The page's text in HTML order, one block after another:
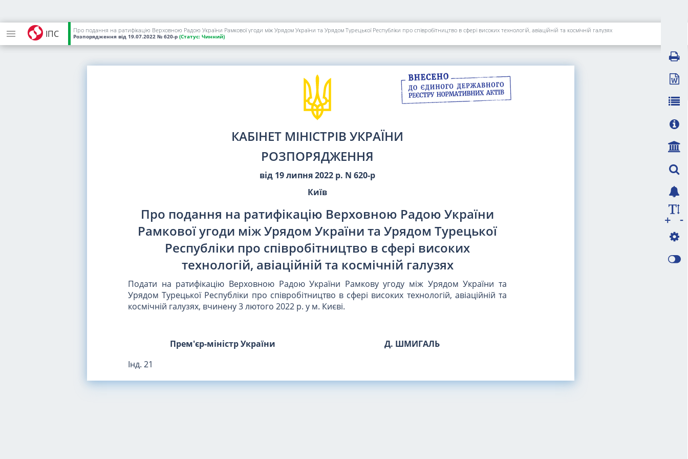
ІПС Про подання на ратифікацію Верховною Радою України Рамкової угоди між Урядом України та Урядом Турецької Республіки про співробітництво в сфері високих технологій, авіаційній та космічній галузях
Розпорядження від 19.07.2022 № 620-р (Статус: Чинний)
КАБІНЕТ МІНІСТРІВ УКРАЇНИ
РОЗПОРЯДЖЕННЯ
від 19 липня 2022 р. N 620-р
Київ
Про подання на ратифікацію Верховною Радою України
Рамкової угоди між Урядом України та Урядом Турецької
Республіки про співробітництво в сфері високих
технологій, авіаційній та космічній галузях
Подати на ратифікацію Верховною Радою України Рамкову угоду між Урядом України та
Урядом Турецької Республіки про співробітництво в сфері високих технологій, авіаційній та
космічній галузях, вчинену 3 лютого 2022 р. у м. Києві.
Прем'єр-міністр України
Д. ШМИГАЛЬ
Інд. 21
-
+